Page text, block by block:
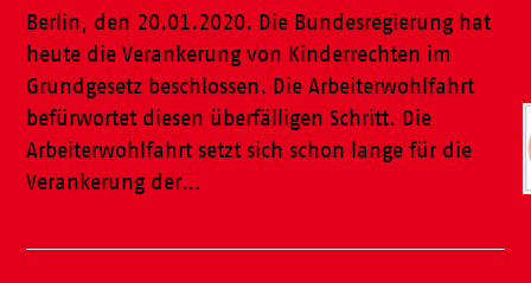
Berlin, den 20.01.2020. Die Bundesregierung hat
heute die Verankerung von Kinderrechten im
Grundgesetz beschlossen. Die Arbeiterwohlfahrt
befürwortet diesen überfälligen Schritt. Die
Arbeiterwohlfahrt setzt sich schon lange für die
Verankerung der…